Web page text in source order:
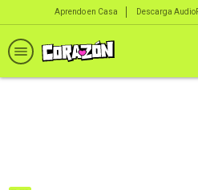
Aprendo en Casa Descarga